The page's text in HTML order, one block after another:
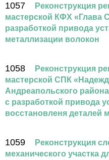
1057
Реконструкция
мастерской КФХ «Глава
разработкой привода
металлизации волокон
1058
Реконструкция
мастерской СПК
Андреапольского
с разработкой привода
восстановленя деталей
1059
Реконструкция
механического участка